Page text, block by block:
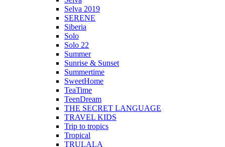
Selva 2019
SERENE
Siberia
Solo
Solo 22
Summer
Sunrise & Sunset
Summertime
SweetHome
TeaTime
TeenDream
THE SECRET LANGUAGE
TRAVEL KIDS
Trip to tropics
Tropical
TRULALA